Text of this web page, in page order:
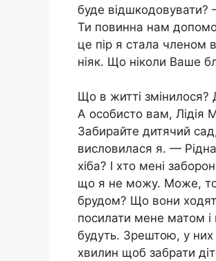
буде відшкодовувати?
Ти повинна нам
це пір я стала членом
ніяк. Що ніколи Ваше
Що в житті
А особисто вам, Лідія
Забирайте дитячий
висловилася я. —
хіба? І хто мені
що я не можу. Може,
брудом? Що вони
посилати мене матом і
будуть. Зрештою, у них
хвилин щоб забрати